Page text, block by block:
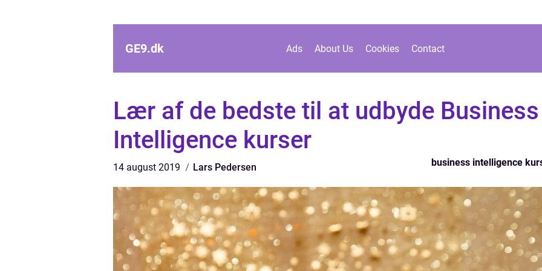
GE9.dk Ads About Us Cookies Contact
Lær af de bedste til at udbyde Business
Intelligence kurser
14 august 2019 Lars Pedersen business intelligence